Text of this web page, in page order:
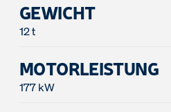
GEWICHT
12 t
MOTORLEISTUNG
177 kW